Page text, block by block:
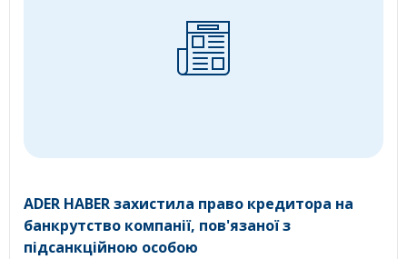
ADER HABER захистила право кредитора на
банкрутство компанії, пов'язаної з
підсанкційною особою